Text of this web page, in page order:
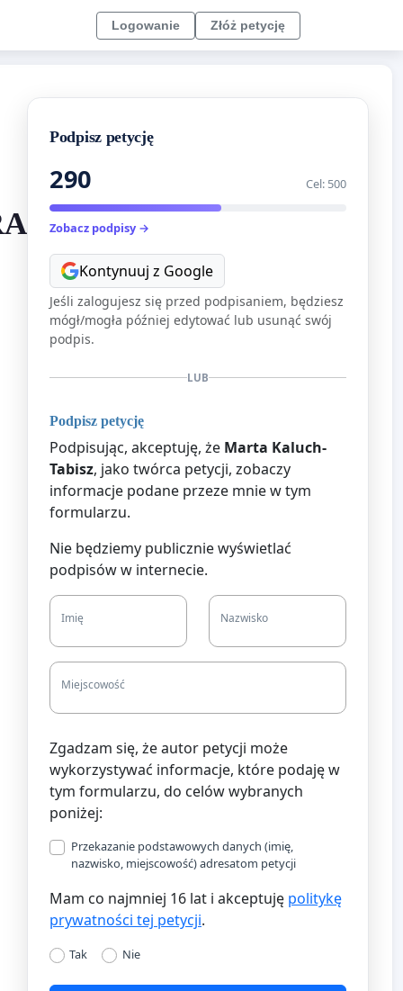
Logowanie Złóż petycję
Podpisz petycję
290 Cel: 500
Zobacz podpisy →
Kontynuuj z Google
Jeśli zalogujesz się przed podpisaniem, będziesz
mógł/mogła później edytować lub usunąć swój
podpis.
LUB
Podpisz petycję
Podpisując, akceptuję, że Marta Kaluch-
Tabisz, jako twórca petycji, zobaczy
informacje podane przeze mnie w tym
formularzu.
Nie będziemy publicznie wyświetlać
podpisów w internecie.
Imię Nazwisko
Miejscowość
Zgadzam się, że autor petycji może
wykorzystywać informacje, które podaję w
tym formularzu, do celów wybranych
poniżej:
Przekazanie podstawowych danych (imię,
nazwisko, miejscowość) adresatom petycji
Mam co najmniej 16 lat i akceptuję politykę
prywatności tej petycji.
Tak Nie